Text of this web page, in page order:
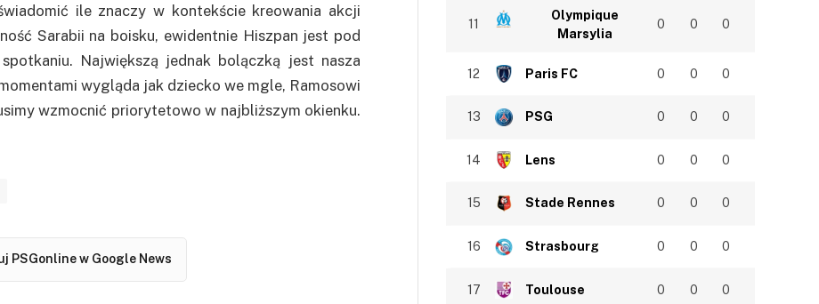
ile znaczy w kontekście kreowania akcji
Sarabii na boisku, ewidentnie Hiszpan jest pod
Największą jednak bolączką jest nasza
wygląda jak dziecko we mgle, Ramosowi
wzmocnić priorytetowo w najbliższym okienku.
PSGonline w Google News
11
Olympique
Marsylia
0 0 0
12 Paris FC 0 0 0
13 PSG 0 0 0
14 Lens 0 0 0
15 Stade Rennes 0 0 0
16 Strasbourg 0 0 0
17 Toulouse 0 0 0